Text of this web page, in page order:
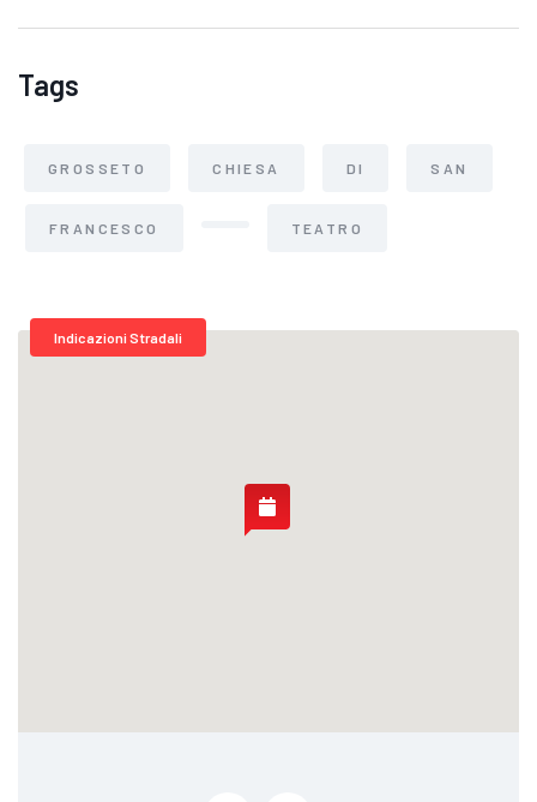
Tags
GROSSETO CHIESA DI SAN
FRANCESCO TEATRO
Indicazioni Stradali